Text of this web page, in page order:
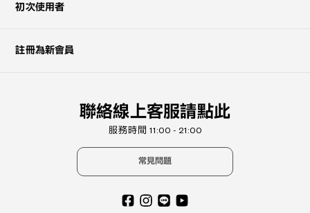
初次使用者
註冊為新會員
聯絡線上客服請點此
服務時間 11:00 - 21:00
常見問題